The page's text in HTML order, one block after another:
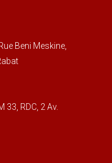
Beni Meskine,
33, RDC, 2 Av.